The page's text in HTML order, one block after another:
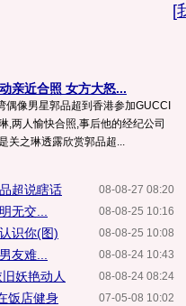
[
亲近合照 女方大怒...
偶像男星郭品超到香港参加GUCCI
,两人愉快合照,事后他的经纪公司
关之琳透露欣赏郭品超...
08-08-27 08:20
超说瞎话
08-08-25 10:16
无交...
08-08-25 10:08
识你(图)
08-08-24 10:43
友难...
08-08-24 08:24
妖艳动人
07-05-08 10:02
饭店健身